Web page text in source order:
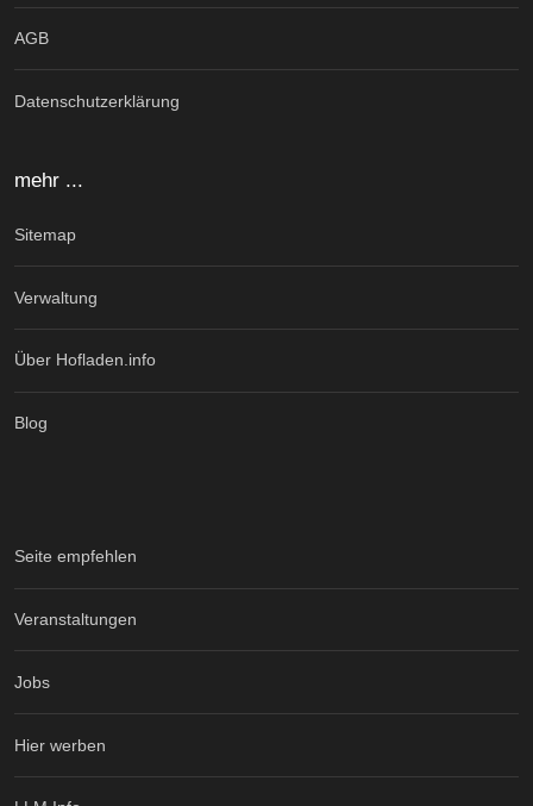
AGB
Datenschutzerklärung
mehr ...
Sitemap
Verwaltung
Über Hofladen.info
Blog
Seite empfehlen
Veranstaltungen
Jobs
Hier werben